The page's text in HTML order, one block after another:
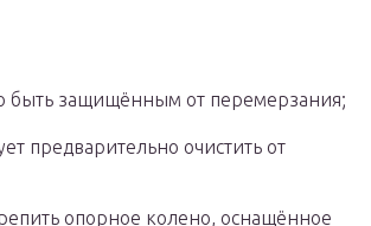
быть защищённым от перемерзания;
предварительно очистить от
опорное колено, оснащённое